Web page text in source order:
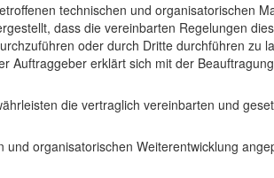
technischen und organisatorischen
dass die vereinbarten Regelungen
oder durch Dritte durchführen zu
Auftraggeber erklärt sich mit der
die vertraglich vereinbarten und
organisatorischen Weiterentwicklung